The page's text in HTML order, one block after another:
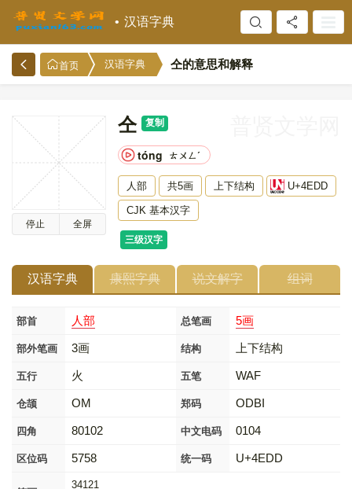
汉语字典
首页 汉语字典 仝的意思和解释
停止 全屏
仝 复制
tóng ㄊㄨㄥˊ
人部 共5画 上下结构 U+4EDD
CJK 基本汉字
三级汉字
汉语字典 康熙字典 说文解字 组词
部首 人部 总笔画 5画
部外笔画 3画 结构 上下结构
五行 火 五笔 WAF
仓颉 OM 郑码 ODBI
四角 80102 中文电码 0104
区位码 5758 统一码 U+4EDD
34121